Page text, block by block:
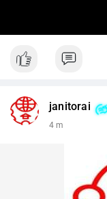
janitorai
4 m